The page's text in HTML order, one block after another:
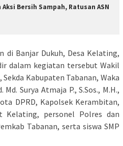
Bersih Sampah, Ratusan ASN
di Banjar Dukuh, Desa Kelating,
dalam kegiatan tersebut Wakil
Kabupaten Tabanan, Waka
Surya Atmaja P., S.Sos., M.H.,
DPRD, Kapolsek Kerambitan,
Kelating, personel Polres dan
Tabanan, serta siswa SMP